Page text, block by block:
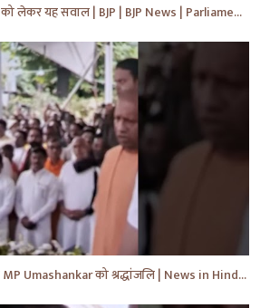
Chirag Paswan का डॉक्टरों को लेकर यह सवाल | BJP | BJP News | Parliament | #shorts #ytnewshorts #yt
CM Yogi Adityanath ने दी MP Umashankar को श्रद्धांजलि | News in Hindi | News Today | #shorts #yt